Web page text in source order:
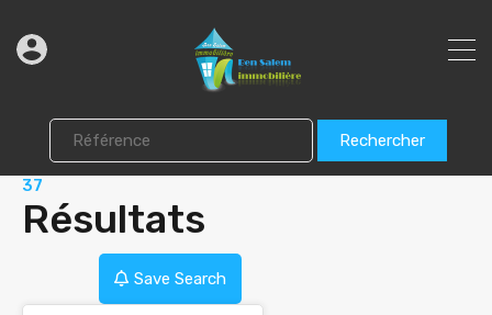
Rechercher
37
Résultats
Save Search